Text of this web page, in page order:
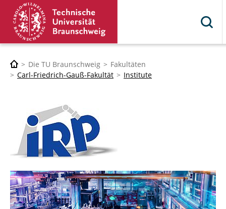
Die TU Braunschweig
Fakultäten
Carl-Friedrich-Gauß-Fakultät
Institute